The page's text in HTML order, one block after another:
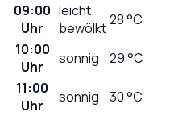
09:00
Uhr
leicht
bewölkt28°C
10:00
Uhr
sonnig 29°C
11:00
Uhr
sonnig 30°C